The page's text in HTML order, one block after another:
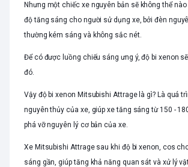
Nhưng một chiếc xe nguyên bản sẽ không thể
độ tăng sáng cho người sử dụng xe, bởi đèn
thường kém sáng và không sắc nét.
Để có được luồng chiếu sáng ưng ý, độ bi xenon
đó.
Vậy độ bi xenon Mitsubishi Attrage là gì? Là quá
nguyên thủy của xe, giúp xe tăng sáng từ 150 -
phá vỡ nguyên lý cơ bản của xe.
Xe Mitsubishi Attrage sau khi độ bi xenon, cos
sáng gần, giúp tăng khả năng quan sát và xử lý